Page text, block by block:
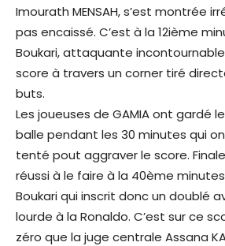
Imourath MENSAH, s’est montrée
pas encaissé. C’est à la 12ième
Boukari, attaquante incontournable
score à travers un corner tiré
buts.
Les joueuses de GAMIA ont gardé
balle pendant les 30 minutes qui
tenté pout aggraver le score.
réussi à le faire à la 40ème
Boukari qui inscrit donc un doublé
lourde à la Ronaldo. C’est sur ce
zéro que la juge centrale Assana